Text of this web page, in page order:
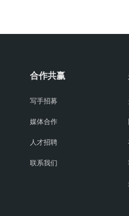
合作共赢
写手招募
媒体合作
人才招聘
联系我们